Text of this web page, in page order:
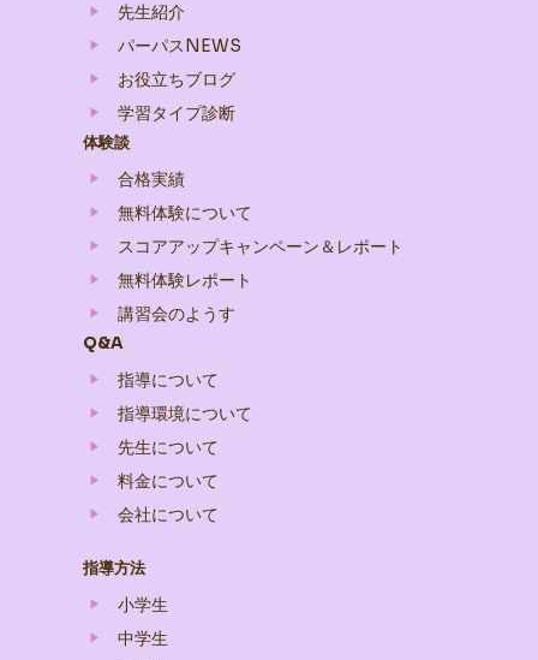
先生紹介
パーパスNEWS
お役立ちブログ
学習タイプ診断
体験談
合格実績
無料体験について
スコアアップキャンペーン＆レポート
無料体験レポート
講習会のようす
Q&A
指導について
指導環境について
先生について
料金について
会社について
指導方法
小学生
中学生